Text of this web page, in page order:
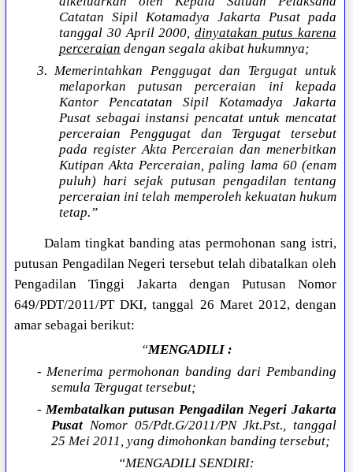
Catatan Sipil Kotamadya Jakarta Pusat pada
tanggal 30 April 2000,dinyatakan putus karena
perceraian dengan segala akibat hukumnya;
3. Memerintahkan Penggugat dan Tergugat untuk
melaporkan putusan perceraian ini kepada
Kantor Pencatatan Sipil Kotamadya Jakarta
Pusat sebagai instansi pencatat untuk mencatat
perceraian Penggugat dan Tergugat tersebut
pada register Akta Perceraian dan menerbitkan
Kutipan Akta Perceraian, paling lama 60 (enam
puluh) hari sejak putusan pengadilan tentang
perceraian ini telah memperoleh kekuatan hukum
tetap.”
Dalam tingkat banding atas permohonan sang istri,
putusan Pengadilan Negeri tersebut telah dibatalkan oleh
Pengadilan Tinggi Jakarta dengan Putusan Nomor
649/PDT/2011/PT DKI, tanggal 26 Maret 2012, dengan
amar sebagai berikut:
“MENGADILI :
- Menerima permohonan banding dari Pembanding
semula Tergugat tersebut;
-Membatalkan putusan Pengadilan Negeri Jakarta
Pusat Nomor 05/Pdt.G/2011/PN Jkt.Pst., tanggal
25 Mei 2011, yang dimohonkan banding tersebut;
“MENGADILI SENDIRI: